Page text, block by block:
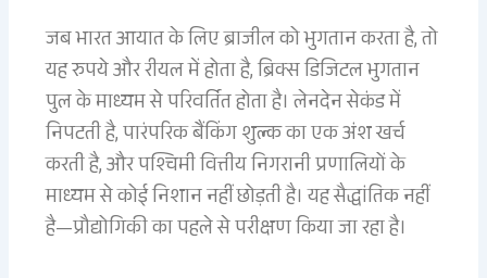
जब भारत आयात के लिए ब्राजील को भुगतान करता है, तो
यह रुपये और रीयल में होता है, ब्रिक्स डिजिटल भुगतान
पुल के माध्यम से परिवर्तित होता है। लेनदेन सेकंड में
निपटती है, पारंपरिक बैंकिंग शुल्क का एक अंश खर्च
करती है, और पश्चिमी वित्तीय निगरानी प्रणालियों के
माध्यम से कोई निशान नहीं छोड़ती है। यह सैद्धांतिक नहीं
है—प्रौद्योगिकी का पहले से परीक्षण किया जा रहा है।